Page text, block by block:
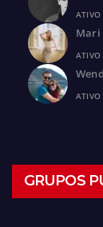
Mari
GRUPOS